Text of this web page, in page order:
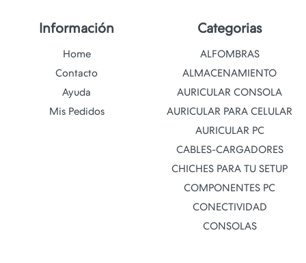
Información
Home
Contacto
Ayuda
Mis Pedidos
Categorias
ALFOMBRAS
ALMACENAMIENTO
AURICULAR CONSOLA
AURICULAR PARA CELULAR
AURICULAR PC
CABLES-CARGADORES
CHICHES PARA TU SETUP
COMPONENTES PC
CONECTIVIDAD
CONSOLAS